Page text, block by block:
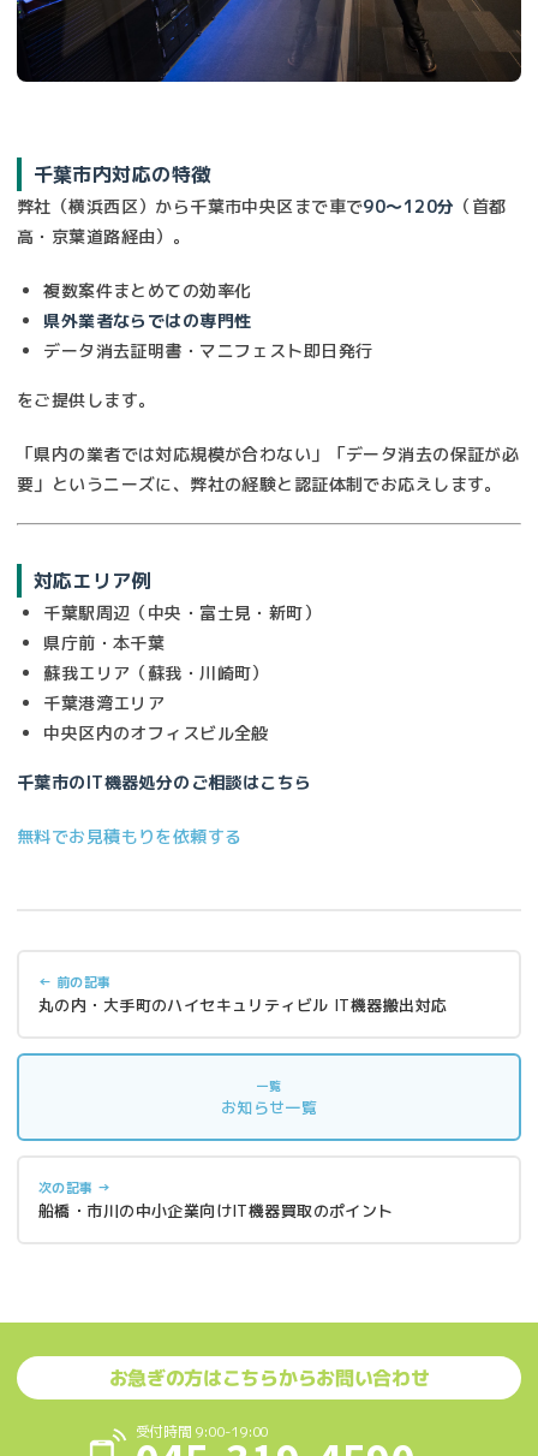
千葉市内対応の特徴
弊社（横浜西区）から千葉市中央区まで車で90〜120分 （首都
高・京葉道路経由）。
複数案件まとめての効率化
県外業者ならではの専門性
データ消去証明書・マニフェスト即日発行
をご提供します。
「県内の業者では対応規模が合わない」「データ消去の保証が必
要」というニーズに、弊社の経験と認証体制でお応えします。
対応エリア例
千葉駅周辺（中央・富士見・新町）
県庁前・本千葉
蘇我エリア（蘇我・川崎町）
千葉港湾エリア
中央区内のオフィスビル全般
千葉市のIT機器処分のご相談はこちら
無料でお見積もりを依頼する
← 前の記事
丸の内・大手町のハイセキュリティビル IT機器搬出対応
一覧
お知らせ一覧
次の記事 →
船橋・市川の中小企業向けIT機器買取のポイント
お急ぎの方はこちらからお問い合わせ
受付時間 9:00-19:00